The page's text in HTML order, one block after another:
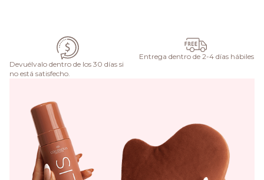
Devuélvalo dentro de los 30 días si
no está satisfecho.
Entrega dentro de 2-4 días hábiles